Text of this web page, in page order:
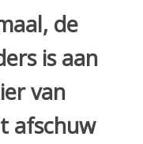
de
is aan
van
afschuw